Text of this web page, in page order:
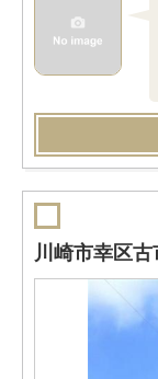
川崎市幸区